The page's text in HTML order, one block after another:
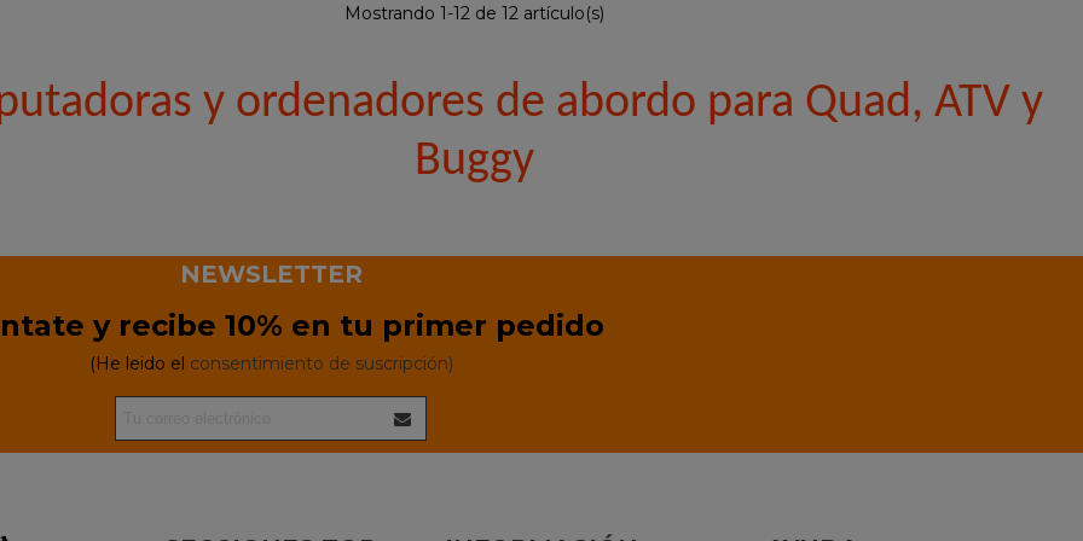
Mostrando 1-12 de 12 artículo(s)
y ordenadores de abordo para Quad, ATV y
Buggy
NEWSLETTER
y recibe 10% en tu primer pedido
(He leido el consentimiento de suscripción)